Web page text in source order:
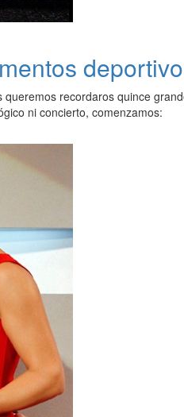
queremos recordaros quince
ni concierto, comenzamos: